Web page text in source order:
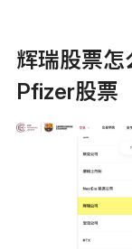
辉瑞股票怎
Pfizer股票